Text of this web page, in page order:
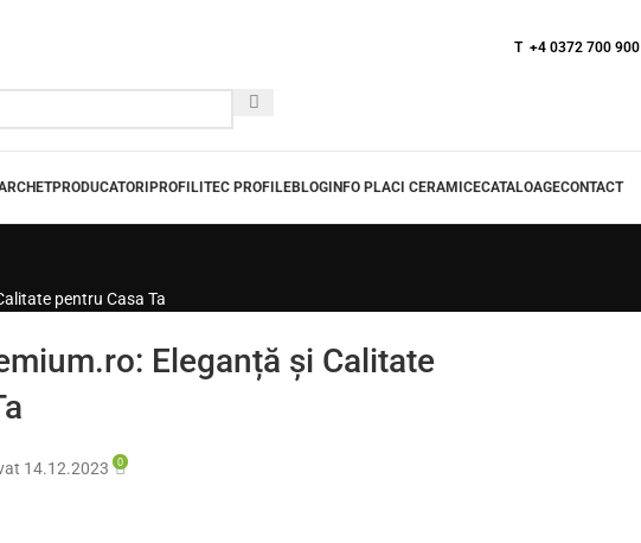
T +4 0372 700 900
PRODUCATORI PROFILITEC PROFILEBLOG INFO PLACI CERAMICECATALOAGECONTACT
pentru Casa Ta
Eleganță și Calitate
14.12.2023 0